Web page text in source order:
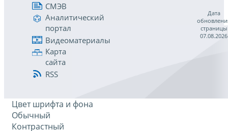
СМЭВ
Аналитический
портал
Видеоматериалы
Карта
сайта
RSS
Дата
страницы
07.08.2026
Цвет шрифта и фона
Обычный
Контрастный